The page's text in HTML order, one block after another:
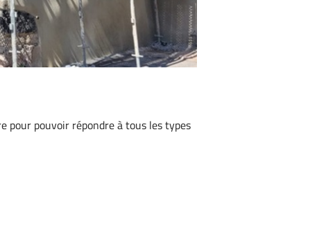
pour pouvoir répondre à tous les types